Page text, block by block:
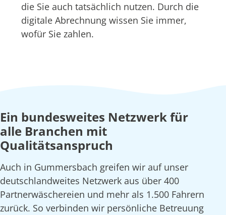
die Sie auch tatsächlich nutzen. Durch die
digitale Abrechnung wissen Sie immer,
wofür Sie zahlen.
Ein bundesweites Netzwerk für
alle Branchen mit
Qualitätsanspruch
Auch in Gummersbach greifen wir auf unser
deutschlandweites Netzwerk aus über 400
Partnerwäschereien und mehr als 1.500 Fahrern
zurück. So verbinden wir persönliche Betreuung